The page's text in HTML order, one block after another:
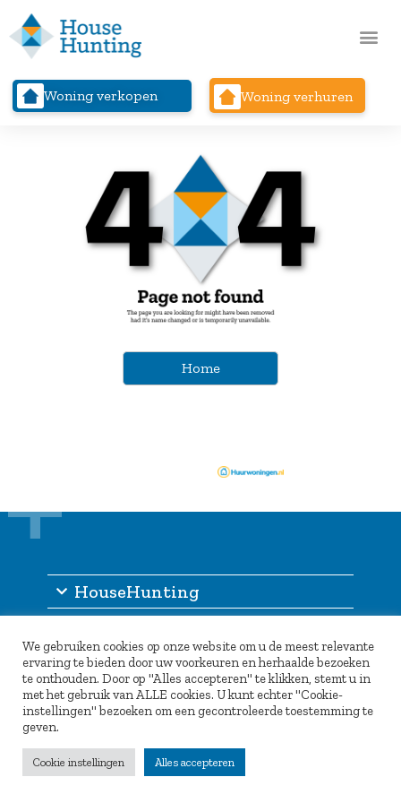
Woning verkopen Woning verhuren
Home
HouseHunting
Inlogportaal
Partners
We gebruiken cookies op onze website om u de meest relevante
ervaring te bieden door uw voorkeuren en herhaalde bezoeken
te onthouden. Door op "Alles accepteren" te klikken, stemt u in
met het gebruik van ALLE cookies. U kunt echter "Cookie-
instellingen" bezoeken om een gecontroleerde toestemming te
geven.
Cookie instellingen Alles accepteren